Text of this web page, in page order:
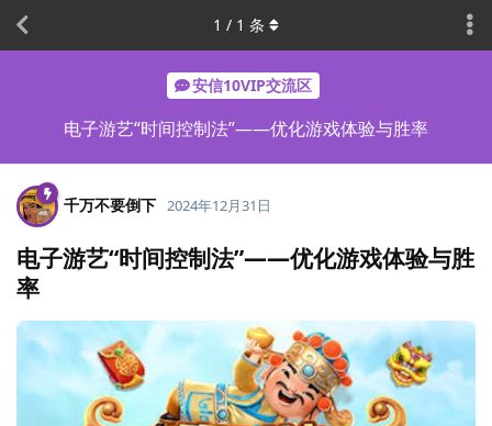
安信10VIP交流区
电子游艺“时间控制法”——优化游戏体验与胜率
1 / 1 条
千万不要倒下 2024年12月31日
电子游艺“时间控制法”——优化游戏体验与胜
率